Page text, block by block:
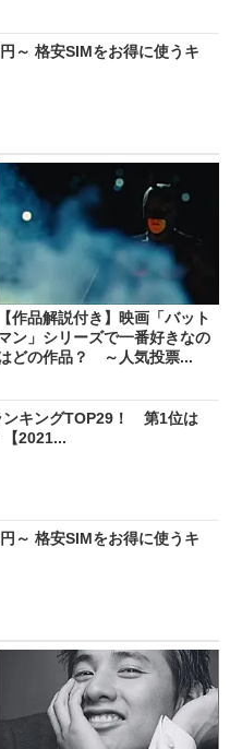
～ 格安SIMをお得に使うキ
【作品解説付き】映画「バット
ン」シリーズで一番好きなの
どの作品？ ～人気投票...
ンキングTOP29！ 第1位は
【2021...
～ 格安SIMをお得に使うキ